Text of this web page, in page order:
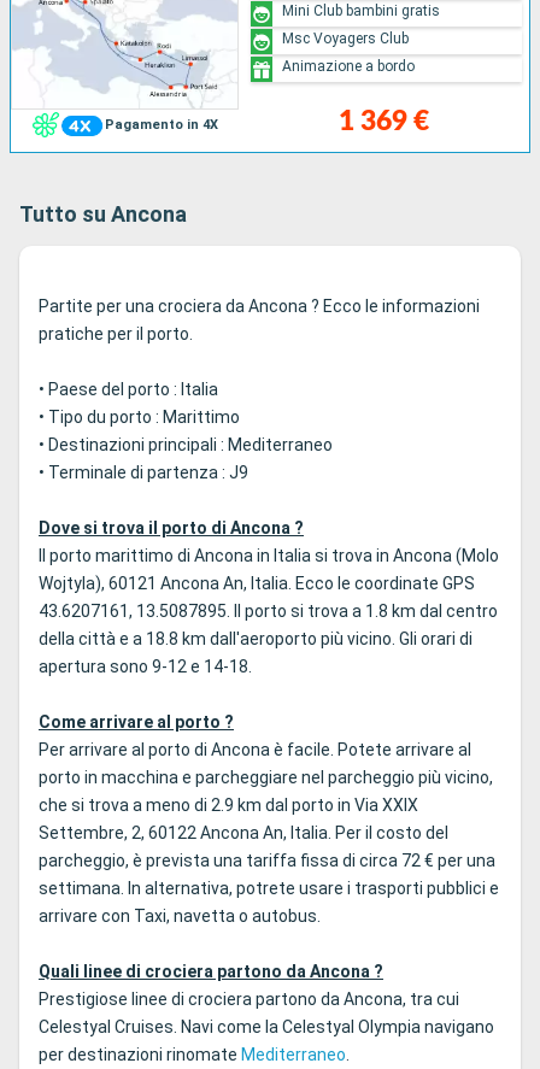
Pagamento in 4X 1 369 €
Mini Club bambini gratis
Msc Voyagers Club
Animazione a bordo
Tutto su Ancona
Partite per una crociera da Ancona ? Ecco le informazioni
pratiche per il porto.
• Paese del porto : Italia
• Tipo du porto : Marittimo
• Destinazioni principali : Mediterraneo
• Terminale di partenza : J9
Dove si trova il porto di Ancona ?
Il porto marittimo di Ancona in Italia si trova in Ancona (Molo
Wojtyla), 60121 Ancona An, Italia. Ecco le coordinate GPS
43.6207161, 13.5087895. Il porto si trova a 1.8 km dal centro
della città e a 18.8 km dall'aeroporto più vicino. Gli orari di
apertura sono 9-12 e 14-18.
Come arrivare al porto ?
Per arrivare al porto di Ancona è facile. Potete arrivare al
porto in macchina e parcheggiare nel parcheggio più vicino,
che si trova a meno di 2.9 km dal porto in Via XXIX
Settembre, 2, 60122 Ancona An, Italia. Per il costo del
parcheggio, è prevista una tariffa fissa di circa 72 € per una
settimana. In alternativa, potrete usare i trasporti pubblici e
arrivare con Taxi, navetta o autobus.
Quali linee di crociera partono da Ancona ?
Prestigiose linee di crociera partono da Ancona, tra cui
Celestyal Cruises. Navi come la Celestyal Olympia navigano
per destinazioni rinomate Mediterraneo.